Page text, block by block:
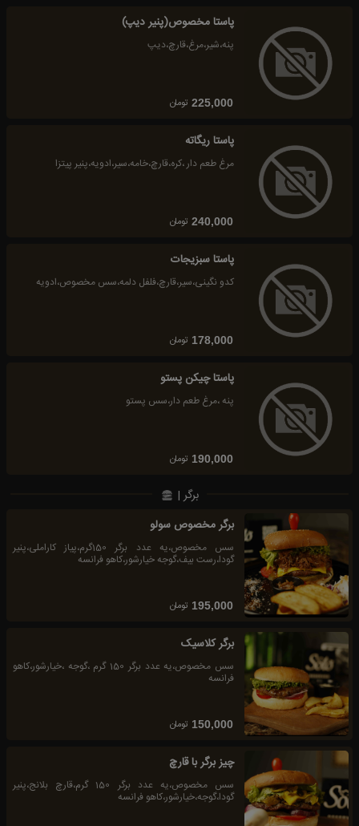
پاستا مخصوص(پنیر دیپ)
پنه،شیر،مرغ،قارچ،دیپ
225,000 تومان
پاستا ریگاته
مرغ طعم دار ،کره،قارچ،خامه،سیر،ادویه،پنیر پیتزا
240,000 تومان
پاستا سبزیجات
کدو نگینی،سیر،قارچ،فلفل دلمه،سس مخصوص،ادویه
178,000 تومان
پاستا چیکن پستو
پنه ،مرغ طعم دار،سس پستو
190,000 تومان
برگر |
برگر مخصوص سولو
سس مخصوص،یه عدد برگر 150گرم،پیاز کاراملی،پنیر
گودا،رست بیف،گوجه خیارشور،کاهو فرانسه
195,000 تومان
برگر کلاسیک
سس مخصوص،یه عدد برگر 150 گرم ،گوجه ،خیارشور،کاهو
فرانسه
150,000 تومان
چیز برگر با قارچ
سس مخصوص،یه عدد برگر 150 گرم،قارچ بلانج،پنیر
گودا،گوجه،خیارشور،کاهو فرانسه